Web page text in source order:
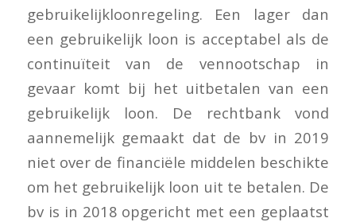
gebruikelijkloonregeling. Een lager dan
een gebruikelijk loon is acceptabel als de
continuïteit van de vennootschap in
gevaar komt bij het uitbetalen van een
gebruikelijk loon. De rechtbank vond
aannemelijk gemaakt dat de bv in 2019
niet over de financiële middelen beschikte
om het gebruikelijk loon uit te betalen. De
bv is in 2018 opgericht met een geplaatst